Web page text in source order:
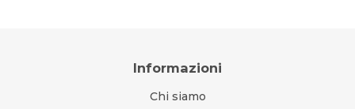
Informazioni
Chi siamo